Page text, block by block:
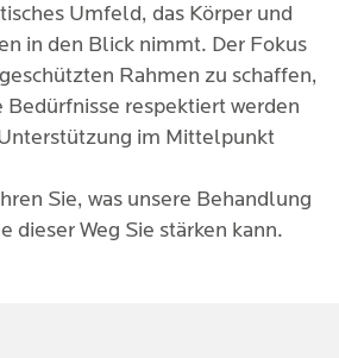
Umfeld, das Körper und
in den Blick nimmt. Der Fokus
Rahmen zu schaffen,
respektiert werden
im Mittelpunkt
Sie, was unsere Behandlung
dieser Weg Sie stärken kann.